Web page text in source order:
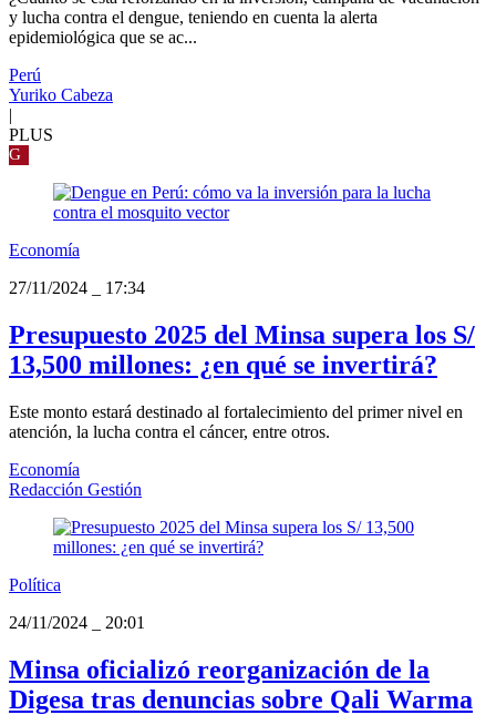
y lucha contra el dengue, teniendo en cuenta la alerta
epidemiológica que se ac...
Perú
Yuriko Cabeza
|
PLUS
G
Economía
27/11/2024
17:34
Presupuesto 2025 del Minsa supera los S/
13,500 millones: ¿en qué se invertirá?
Este monto estará destinado al fortalecimiento del primer nivel en
atención, la lucha contra el cáncer, entre otros.
Economía
Redacción Gestión
Política
24/11/2024
20:01
Minsa oficializó reorganización de la
Digesa tras denuncias sobre Qali Warma